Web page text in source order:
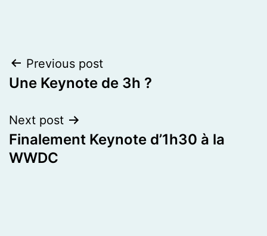
Post
navigation
Previous post
Une Keynote de 3h ?
Next post
Finalement Keynote d’1h30 à la
WWDC